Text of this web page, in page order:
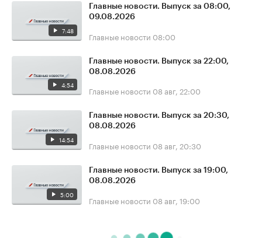
7:48
Главные новости. Выпуск за 08:00,
09.08.2026
Главные новости 08:00
4:54
Главные новости. Выпуск за 22:00,
08.08.2026
Главные новости 08 авг, 22:00
14:54
Главные новости. Выпуск за 20:30,
08.08.2026
Главные новости 08 авг, 20:30
5:00
Главные новости. Выпуск за 19:00,
08.08.2026
Главные новости 08 авг, 19:00